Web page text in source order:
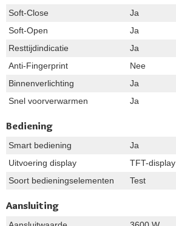
Soft-Close
Ja
Soft-Open
Ja
Resttijdindicatie
Ja
Anti-Fingerprint
Nee
Binnenverlichting
Ja
Snel voorverwarmen
Ja
Bediening
Smart bediening
Ja
Uitvoering display
TFT-display
Soort bedieningselementen
Test
Aansluiting